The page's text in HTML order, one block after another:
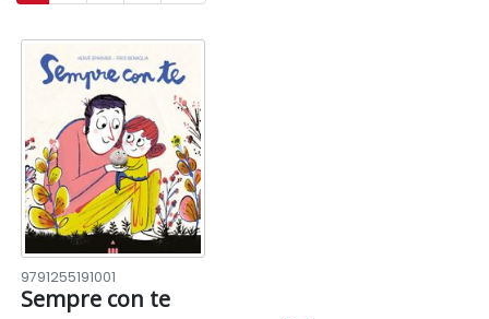
9791255191001
Sempre con te